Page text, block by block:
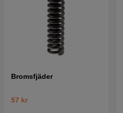
Bromsfjäder
57 kr